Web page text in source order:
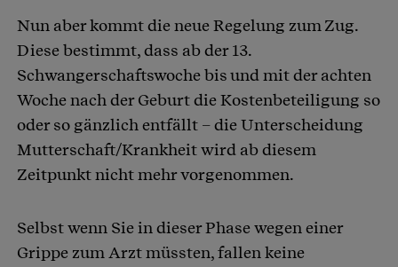
Nun aber kommt die neue Regelung zum Zug.
Diese bestimmt, dass ab der 13.
Schwangerschaftswoche bis und mit der achten
Woche nach der Geburt die Kostenbeteiligung so
oder so gänzlich entfällt – die Unterscheidung
Mutterschaft/Krankheit wird ab diesem
Zeitpunkt nicht mehr vorgenommen.
Selbst wenn Sie in dieser Phase wegen einer
Grippe zum Arzt müssten, fallen keine